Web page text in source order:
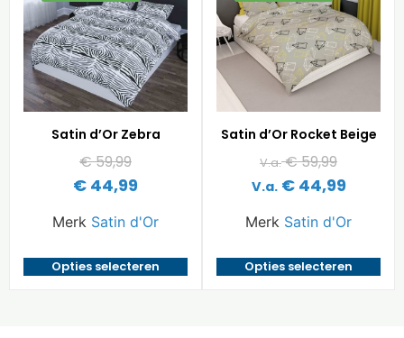
Satin d’Or Zebra
€59,99
€ 44,99
Merk Satin d'Or
Opties selecteren
Satin d’Or Rocket Beige
V.a. €59,99
V.a. €44,99
Merk Satin d'Or
Opties selecteren